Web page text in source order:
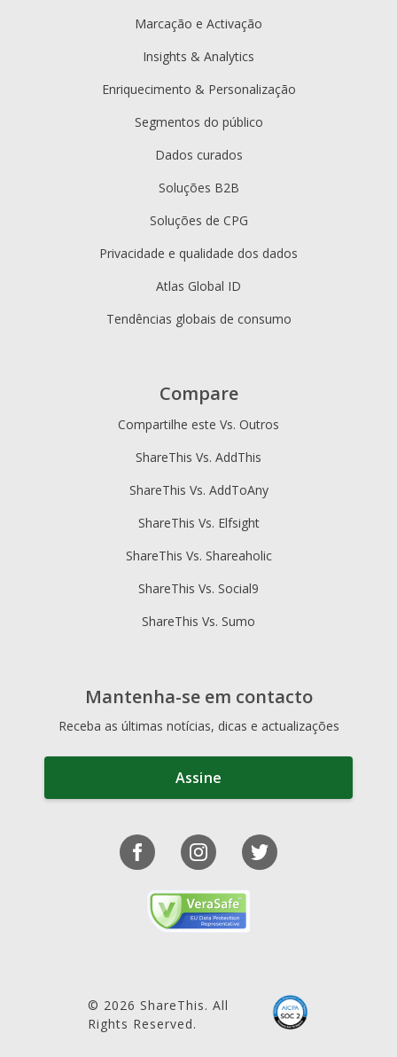
Marcação e Activação
Insights & Analytics
Enriquecimento & Personalização
Segmentos do público
Dados curados
Soluções B2B
Soluções de CPG
Privacidade e qualidade dos dados
Atlas Global ID
Tendências globais de consumo
Compare
Compartilhe este Vs. Outros
ShareThis Vs. AddThis
ShareThis Vs. AddToAny
ShareThis Vs. Elfsight
ShareThis Vs. Shareaholic
ShareThis Vs. Social9
ShareThis Vs. Sumo
Mantenha-se em contacto
Receba as últimas notícias, dicas e actualizações
Assine
© 2026 ShareThis. All
Rights Reserved.